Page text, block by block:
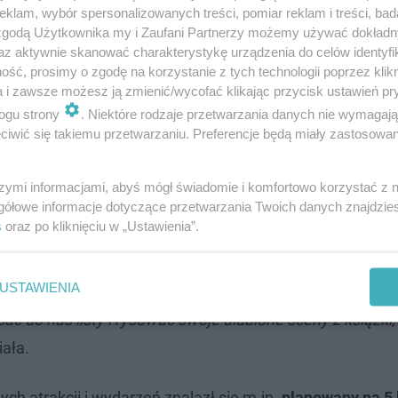
powrót do estetyki, którą wielu dorosłych czytelników
Ilustracje Mary GrandPré to jeden z najbardziej
księgarni stanowi wyjątkowy moment dla
przekazała, że oryginalne wydanie książki "Harry
r. właściciel firmy Robert Gamble.
i dał się porwać jak dziecko. Nie minęło kilka tygodni,
koniec grudnia było już gotowe tłumaczenie, nad
nikt jeszcze nie wiedział, że Harry Potter stanie się
do nas listy i rysować swoje ulubione sceny z książki,
wybór spersonalizowanych treści, pomiar reklam i treści,
Użytkownika my i Zaufani Partnerzy możemy używać
aktywnie skanować charakterystykę urządzenia do celów
prosimy o zgodę na korzystanie z tych technologii poprzez
i zawsze możesz ją zmienić/wycofać klikając przycisk ustawień
strony
. Niektóre rodzaje przetwarzania danych nie
się takiemu przetwarzaniu. Preferencje będą miały
informacjami, abyś mógł świadomie i komfortowo korzystać z
informacje dotyczące przetwarzania Twoich danych
oraz po kliknięciu w „Ustawienia”.
USTAWIENIA